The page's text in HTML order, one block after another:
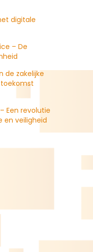
digitale
– De
de zakelijke
Een revolutie
en veiligheid